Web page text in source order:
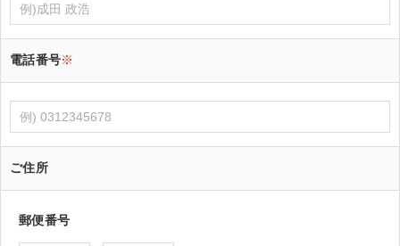
電話番号※
ご住所
郵便番号